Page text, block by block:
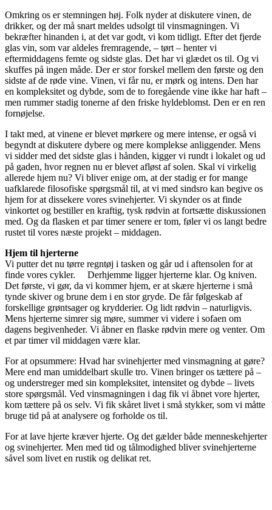
Omkring os er stemningen høj. Folk nyder at diskutere vinen, de
drikker, og der må snart meldes udsolgt til vinsmagningen. Vi
bekræfter hinanden i, at det var godt, vi kom tidligt. Efter det fjerde
glas vin, som var aldeles fremragende, – tørt – henter vi
eftermiddagens femte og sidste glas. Det har vi glædet os til. Og vi
skuffes på ingen måde. Der er stor forskel mellem den første og den
sidste af de røde vine. Vinen, vi får nu, er mørk og intens. Den har
en kompleksitet og dybde, som de to foregående vine ikke har haft –
men rummer stadig tonerne af den friske hyldeblomst. Den er en ren
fornøjelse.
I takt med, at vinene er blevet mørkere og mere intense, er også vi
begyndt at diskutere dybere og mere komplekse anliggender. Mens
vi sidder med det sidste glas i hånden, kigger vi rundt i lokalet og ud
på gaden, hvor regnen nu er blevet afløst af solen. Skal vi virkelig
allerede hjem nu? Vi bliver enige om, at der stadig er for mange
uafklarede filosofiske spørgsmål til, at vi med sindsro kan begive os
hjem for at dissekere vores svinehjerter. Vi skynder os at finde
vinkortet og bestiller en kraftig, tysk rødvin at fortsætte diskussionen
med. Og da flasken et par timer senere er tom, føler vi os langt bedre
rustet til vores næste projekt – middagen.
Hjem til hjerterne
Vi putter det nu tørre regntøj i tasken og går ud i aftensolen for at
finde vores cykler. Derhjemme ligger hjerterne klar. Og kniven.
Det første, vi gør, da vi kommer hjem, er at skære hjerterne i små
tynde skiver og brune dem i en stor gryde. De får følgeskab af
forskellige grøntsager og krydderier. Og lidt rødvin – naturligvis.
Mens hjerterne simrer sig møre, summer vi videre i sofaen om
dagens begivenheder. Vi åbner en flaske rødvin mere og venter. Om
et par timer vil middagen være klar.
For at opsummere: Hvad har svinehjerter med vinsmagning at gøre?
Mere end man umiddelbart skulle tro. Vinen bringer os tættere på –
og understreger med sin kompleksitet, intensitet og dybde – livets
store spørgsmål. Ved vinsmagningen i dag fik vi åbnet vore hjerter,
kom tættere på os selv. Vi fik skåret livet i små stykker, som vi måtte
bruge tid på at analysere og forholde os til.
For at lave hjerte kræver hjerte. Og det gælder både menneskehjerter
og svinehjerter. Men med tid og tålmodighed bliver svinehjerterne
såvel som livet en rustik og delikat ret.